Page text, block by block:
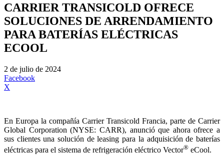
CARRIER TRANSICOLD OFRECE
SOLUCIONES DE ARRENDAMIENTO
PARA BATERÍAS ELÉCTRICAS
ECOOL
2 de julio de 2024
Facebook
X
En Europa la compañía Carrier Transicold Francia, parte de Carrier
Global Corporation (NYSE: CARR), anunció que ahora ofrece a
sus clientes una solución de leasing para la adquisición de baterías
eléctricas para el sistema de refrigeración eléctrico Vector® eCool.